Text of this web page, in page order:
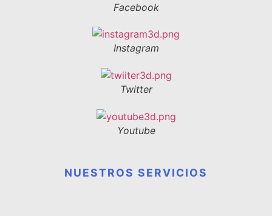
Facebook
Instagram
Twitter
Youtube
NUESTROS SERVICIOS